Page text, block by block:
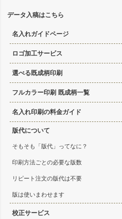
データ入稿はこちら
名入れガイドページ
ロゴ加工サービス
選べる既成柄印刷
フルカラー印刷 既成柄一覧
名入れ印刷の料金ガイド
版代について
そもそも「版代」ってなに？
印刷方法ごとの必要な版数
リピート注文の版代は不要
版は使いまわせます
校正サービス